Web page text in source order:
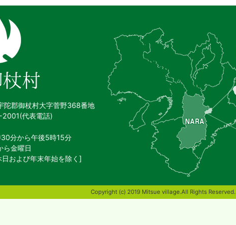
郡御杖村大字菅野368番地
代表電話)
分から午後5時15分
ら金曜日
日および年末年始を除く]
村
置
を
記
し
に
Copyright (c) 2019 Mitsue village.All Rights Reserved.